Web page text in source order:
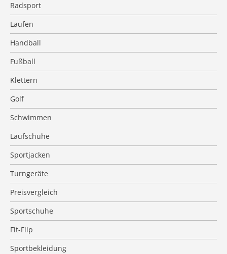
Radsport
Laufen
Handball
Fußball
Klettern
Golf
Schwimmen
Laufschuhe
Sportjacken
Turngeräte
Preisvergleich
Sportschuhe
Fit-Flip
Sportbekleidung